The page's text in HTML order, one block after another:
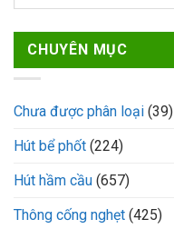
CHUYÊN MỤC
Chưa được phân loại (39)
Hút bể phốt (224)
Hút hầm cầu (657)
Thông cống nghẹt (425)